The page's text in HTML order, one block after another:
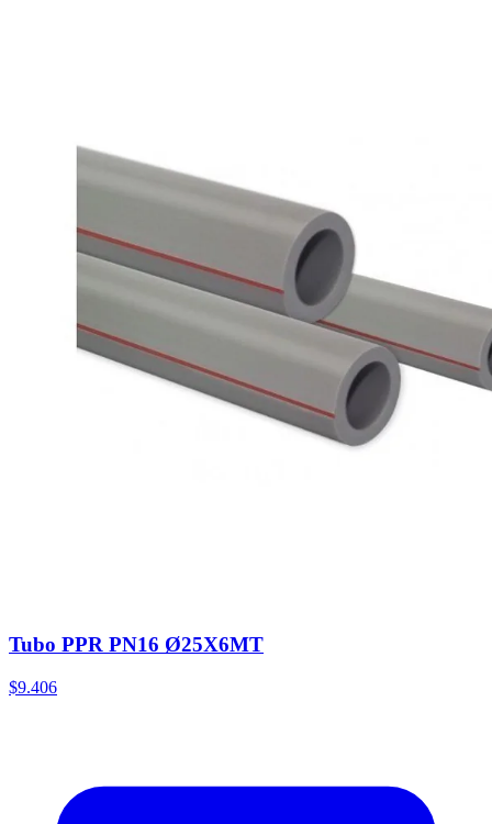
Tubo PPR PN16 Ø25X6MT
$9.406